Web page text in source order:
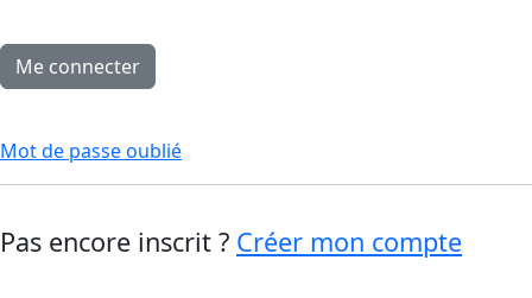
Mot de passe oublié
Pas encore inscrit ? Créer mon compte